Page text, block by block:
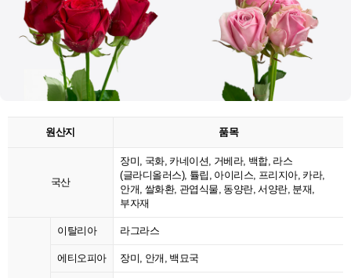
원산지 품목
국산
장미, 국화, 카네이션, 거베라, 백합, 라스
(글라디올러스), 튤립, 아이리스, 프리지아, 카라,
안개, 쌀화환, 관엽식물, 동양란, 서양란, 분재,
부자재
이탈리아 라그라스
에티오피아 장미, 안개, 백묘국